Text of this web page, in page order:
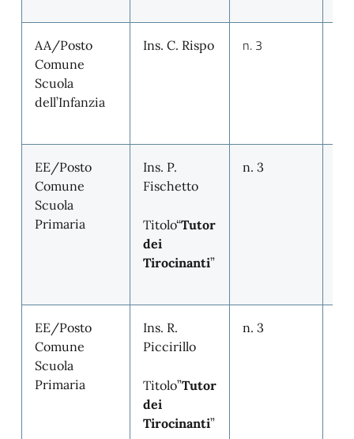
AA/Posto
Comune
Scuola
dell’Infanzia
Ins. C. Rispo n. 3
EE/Posto
Comune
Scuola
Primaria
Ins. P.
Fischetto
Titolo“Tutor
dei
Tirocinanti”
n. 3
EE/Posto
Comune
Scuola
Primaria
Ins. R.
Piccirillo
Titolo”Tutor
dei
Tirocinanti”
n. 3